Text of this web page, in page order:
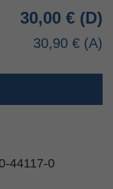
30,00 €
30,90 €
44117-0